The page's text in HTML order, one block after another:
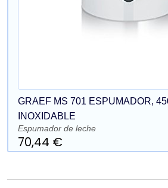
GRAEF MS 701 ESPUMADOR,
INOXIDABLE
Espumador de leche
70,44 €